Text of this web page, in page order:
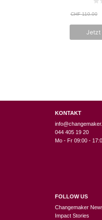
v
5
CHF110.00
Jetzt
KONTAKT
044 405 19 20
Mo - Fr 09:00 -
FOLLOW US
Changemaker
Impact Stories